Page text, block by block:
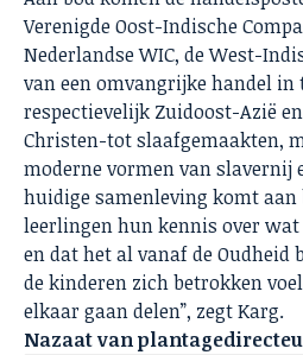
Verenigde Oost-Indische
Nederlandse WIC, de West-
van een omvangrijke handel
respectievelijk Zuidoost-Azië
Christen-tot slaafgemaakten,
moderne vormen van slavernij
huidige samenleving komt aan
leerlingen hun kennis over
en dat het al vanaf de Oudheid
de kinderen zich betrokken
elkaar gaan delen”, zegt Karg.
Nazaat van